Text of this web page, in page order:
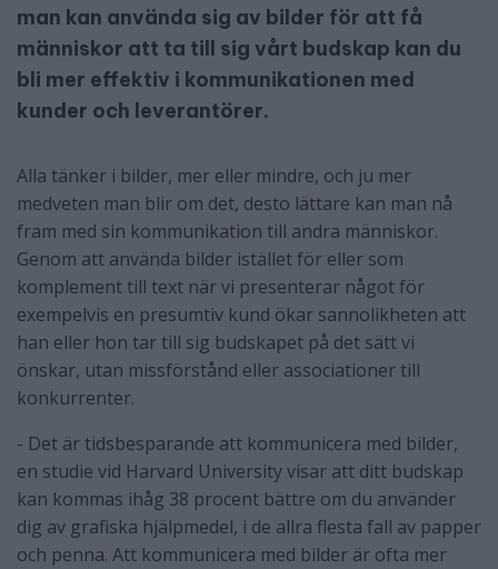
man kan använda sig av bilder för att få
människor att ta till sig vårt budskap kan du
bli mer effektiv i kommunikationen med
kunder och leverantörer.
Alla tänker i bilder, mer eller mindre, och ju mer
medveten man blir om det, desto lättare kan man nå
fram med sin kommunikation till andra människor.
Genom att använda bilder istället för eller som
komplement till text när vi presenterar något för
exempelvis en presumtiv kund ökar sannolikheten att
han eller hon tar till sig budskapet på det sätt vi
önskar, utan missförstånd eller associationer till
konkurrenter.
- Det är tidsbesparande att kommunicera med bilder,
en studie vid Harvard University visar att ditt budskap
kan kommas ihåg 38 procent bättre om du använder
dig av grafiska hjälpmedel, i de allra flesta fall av papper
och penna. Att kommunicera med bilder är ofta mer